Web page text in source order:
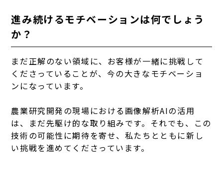
進み続けるモチベーションは何でしょう
か？
まだ正解のない領域に、お客様が一緒に挑戦して
くださっていることが、今の大きなモチベーショ
ンになっています。
農業研究開発の現場における画像解析AIの活用
は、まだ先駆け的な取り組みです。それでも、この
技術の可能性に期待を寄せ、私たちとともに新し
い挑戦を進めてくださっています。